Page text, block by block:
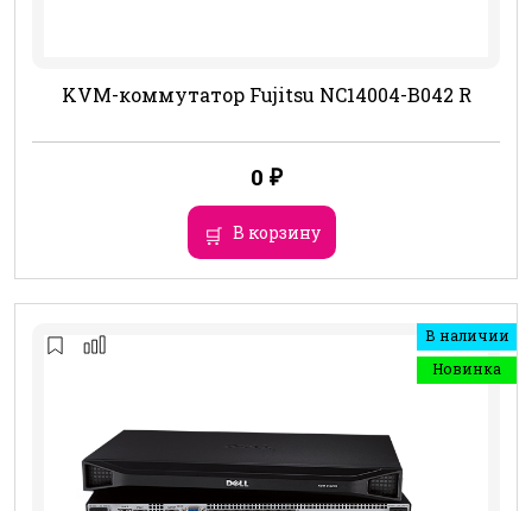
KVM-коммутатор Fujitsu NC14004-B042 R
0 ₽
В корзину
В наличии
Новинка